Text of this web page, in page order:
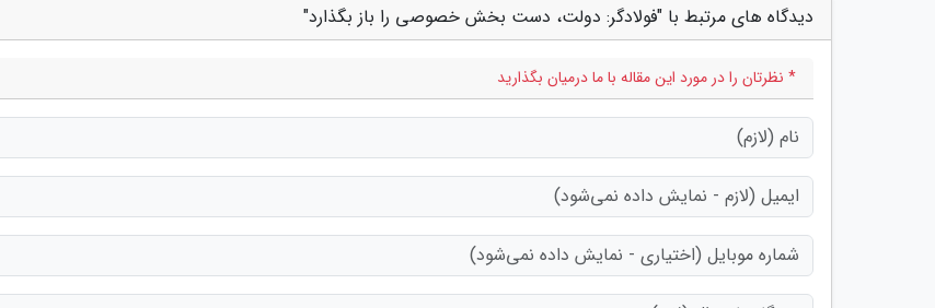
دیدگاه های مرتبط با "فولادگر: دولت، دست بخش خصوصی را باز بگذارد"
* نظرتان را در مورد این مقاله با ما درمیان بگذارید